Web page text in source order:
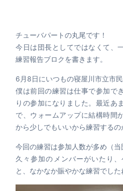
チューバパートの丸尾です！
今日は団長としてではなくて、
練習報告ブロクを書きます。
6月8日にいつもの寝屋川市立市
僕は前回の練習は仕事で参加で
りの参加になりました。最近あ
で、ウォームアップに結構時間
から少しでもいいから練習するの
今回の練習は参加人数が多め（当
久々参加のメンバーがいたり
と、なかなか賑やかな練習でした